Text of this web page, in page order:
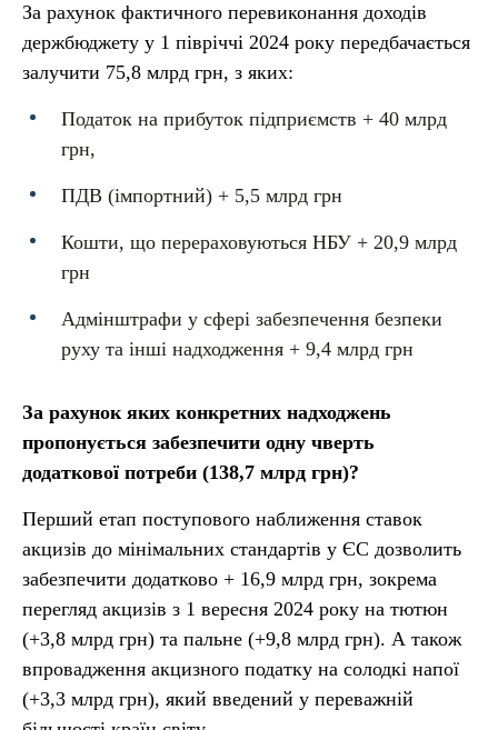
За рахунок фактичного перевиконання доходів
держбюджету у 1 півріччі 2024 року передбачається
залучити 75,8 млрд грн, з яких:
Податок на прибуток підприємств + 40 млрд
грн,
ПДВ (імпортний) + 5,5 млрд грн
Кошти, що перераховуються НБУ + 20,9 млрд
грн
Адмінштрафи у сфері забезпечення безпеки
руху та інші надходження + 9,4 млрд грн
За рахунок яких конкретних надходжень
пропонується забезпечити одну чверть
додаткової потреби (138,7 млрд грн)?
Перший етап поступового наближення ставок
акцизів до мінімальних стандартів у ЄС дозволить
забезпечити додатково + 16,9 млрд грн, зокрема
перегляд акцизів з 1 вересня 2024 року на тютюн
(+3,8 млрд грн) та пальне (+9,8 млрд грн). А також
впровадження акцизного податку на солодкі напої
(+3,3 млрд грн), який введений у переважній